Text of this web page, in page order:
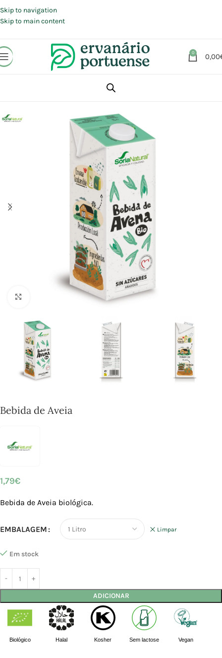
Skip to navigation
Skip to main content
0 0,00
Bebidas
Bebida de Aveia
1,79€
Bebida de Aveia biológica.
EMBALAGEM Limpar
Em stock
ADICIONAR
Biológico Halal Kosher Sem lactose Vegan